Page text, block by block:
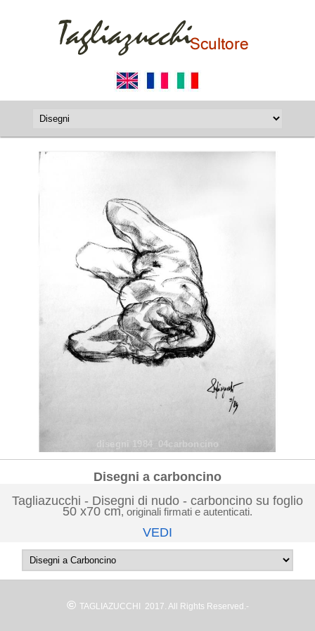
disegni 1984_04carboncino
Disegni a carboncino
Tagliazucchi - Disegni di nudo - carboncino su foglio
50 x70 cm, originali firmati e autenticati.
VEDI
©TAGLIAZUCCHI 2017. All Rights Reserved.-